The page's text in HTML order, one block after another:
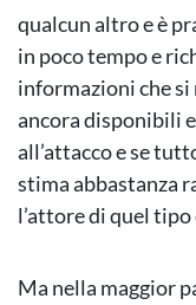
qualcun altro e è
in poco tempo e
informazioni che si
ancora disponibili
all’attacco e se
stima abbastanza
l’attore di quel tipo
Ma nella maggior